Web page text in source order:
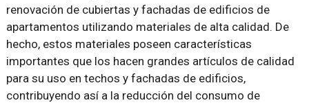
renovación de cubiertas y fachadas de edificios de
apartamentos utilizando materiales de alta calidad. De
hecho, estos materiales poseen características
importantes que los hacen grandes artículos de calidad
para su uso en techos y fachadas de edificios,
contribuyendo así a la reducción del consumo de